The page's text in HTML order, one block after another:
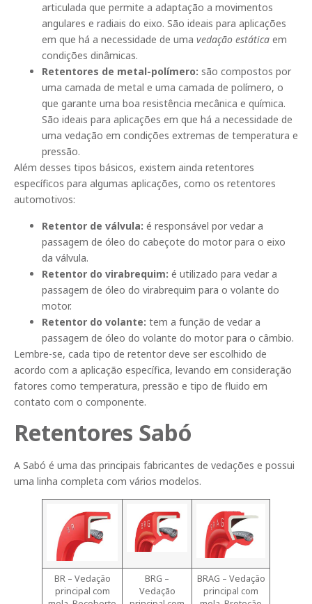
articulada que permite a adaptação a movimentos
angulares e radiais do eixo. São ideais para aplicações
em que há a necessidade de uma vedação estática em
condições dinâmicas.
Retentores de metal-polímero: são compostos por
uma camada de metal e uma camada de polímero, o
que garante uma boa resistência mecânica e química.
São ideais para aplicações em que há a necessidade de
uma vedação em condições extremas de temperatura e
pressão.
Além desses tipos básicos, existem ainda retentores
específicos para algumas aplicações, como os retentores
automotivos:
Retentor de válvula: é responsável por vedar a
passagem de óleo do cabeçote do motor para o eixo
da válvula.
Retentor do virabrequim: é utilizado para vedar a
passagem de óleo do virabrequim para o volante do
motor.
Retentor do volante: tem a função de vedar a
passagem de óleo do volante do motor para o câmbio.
Lembre-se, cada tipo de retentor deve ser escolhido de
acordo com a aplicação específica, levando em consideração
fatores como temperatura, pressão e tipo de fluido em
contato com o componente.
Retentores Sabó
A Sabó é uma das principais fabricantes de vedações e possui
uma linha completa com vários modelos.
BR – Vedação
principal com
BRG –
Vedação
BRAG – Vedação
principal com